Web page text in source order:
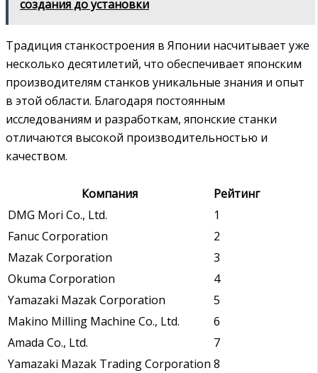
создания до установки
Традиция станкостроения в Японии насчитывает уже
несколько десятилетий, что обеспечивает японским
производителям станков уникальные знания и опыт
в этой области. Благодаря постоянным
исследованиям и разработкам, японские станки
отличаются высокой производительностью и
качеством.
Компания
Рейтинг
DMG Mori Co., Ltd.
1
Fanuc Corporation
2
Mazak Corporation
3
Okuma Corporation
4
Yamazaki Mazak Corporation
5
Makino Milling Machine Co., Ltd.
6
Amada Co., Ltd.
7
Yamazaki Mazak Trading Corporation 8